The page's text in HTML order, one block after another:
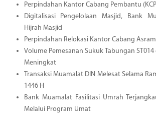
Perpindahan Kantor Cabang Pembantu
Digitalisasi Pengelolaan Masjid, Bank
Hijrah Masjid
Perpindahan Relokasi Kantor Cabang
Volume Pemesanan Sukuk Tabungan
Meningkat
Transaksi Muamalat DIN Melesat Selama
1446 H
Bank Muamalat Fasilitasi Umrah
Melalui Program Umat